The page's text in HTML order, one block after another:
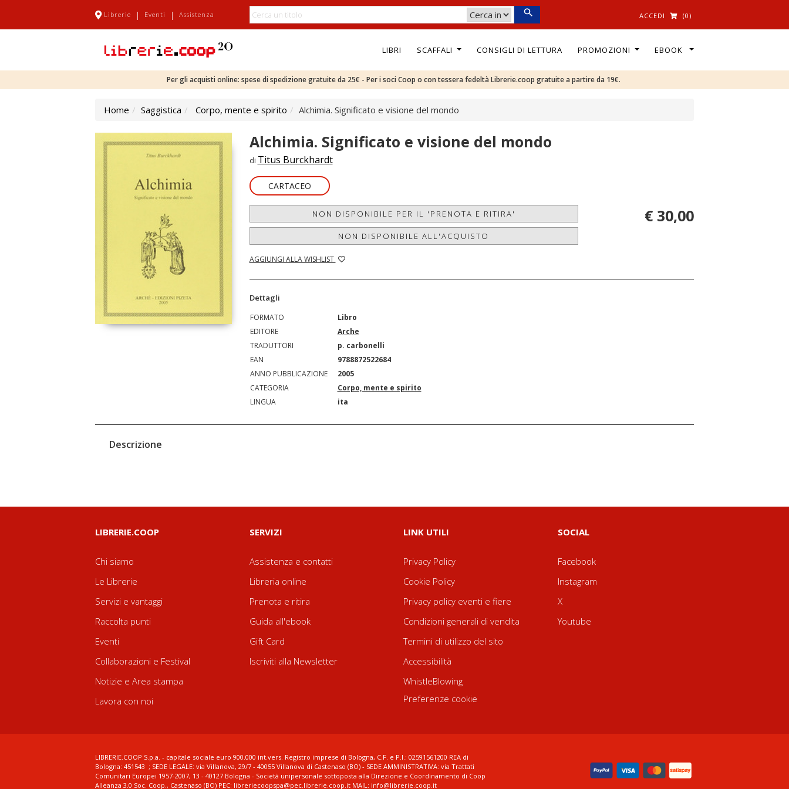
Librerie | Eventi | Assistenza ACCEDI (0)
LIBRI SCAFFALI CONSIGLI DI LETTURA PROMOZIONI EBOOK
Per gli acquisti online: spese di spedizione gratuite da 25€ - Per i soci Coop o con tessera fedeltà Librerie.coop gratuite a partire da 19€.
Home Saggistica Corpo, mente e spirito Alchimia. Significato e visione del mondo
Alchimia. Significato e visione del mondo
di Titus Burckhardt
CARTACEO
NON DISPONIBILE PER IL 'PRENOTA E RITIRA'
NON DISPONIBILE ALL'ACQUISTO
AGGIUNGI ALLA WISHLIST
€ 30,00
Dettagli
FORMATO
Libro
EDITORE
Arche
TRADUTTORI
p. carbonelli
EAN
9788872522684
ANNO PUBBLICAZIONE
2005
CATEGORIA
Corpo, mente e spirito
LINGUA
ita
Descrizione
LIBRERIE.COOP
Chi siamo
Le Librerie
Servizi e vantaggi
Raccolta punti
Eventi
Collaborazioni e Festival
Notizie e Area stampa
Lavora con noi
SERVIZI
Assistenza e contatti
Libreria online
Prenota e ritira
Guida all'ebook
Gift Card
Iscriviti alla Newsletter
LINK UTILI
Privacy Policy
Cookie Policy
Privacy policy eventi e fiere
Condizioni generali di vendita
Termini di utilizzo del sito
Accessibilità
WhistleBlowing
Preferenze cookie
SOCIAL
Facebook
Instagram
X
Youtube
LIBRERIE.COOP S.p.a. - capitale sociale euro 900.000 int.vers. Registro imprese di Bologna, C.F. e P.I.: 02591561200 REA di
Bologna: 451543 ; SEDE LEGALE: via Villanova, 29/7 - 40055 Villanova di Castenaso (BO) - SEDE AMMINISTRATIVA: via Trattati
Comunitari Europei 1957-2007, 13 - 40127 Bologna - Società unipersonale sottoposta alla Direzione e Coordinamento di Coop
Alleanza 3.0 Soc. Coop., Castenaso (BO) PEC: libreriecoopspa@pec.librerie.coop.it MAIL: info@librerie.coop.it